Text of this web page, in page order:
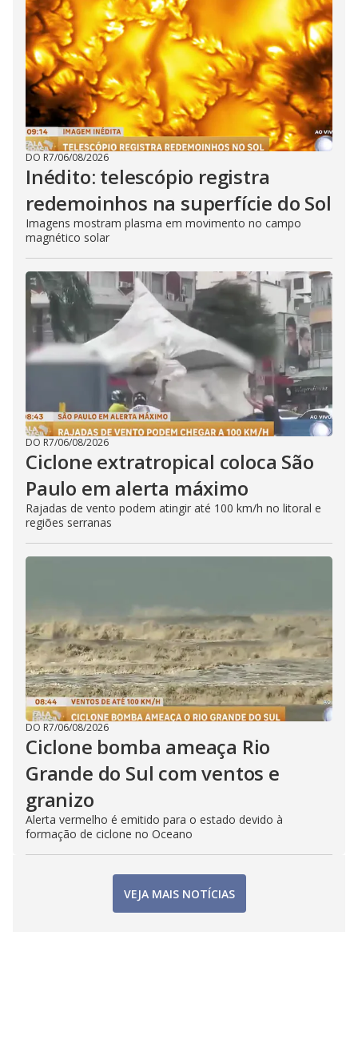
DO R7/06/08/2026
Inédito: telescópio registra
redemoinhos na superfície do Sol
Imagens mostram plasma em movimento no campo
magnético solar
DO R7/06/08/2026
Ciclone extratropical coloca São
Paulo em alerta máximo
Rajadas de vento podem atingir até 100 km/h no litoral e
regiões serranas
DO R7/06/08/2026
Ciclone bomba ameaça Rio
Grande do Sul com ventos e
granizo
Alerta vermelho é emitido para o estado devido à
formação de ciclone no Oceano
VEJA MAIS NOTÍCIAS